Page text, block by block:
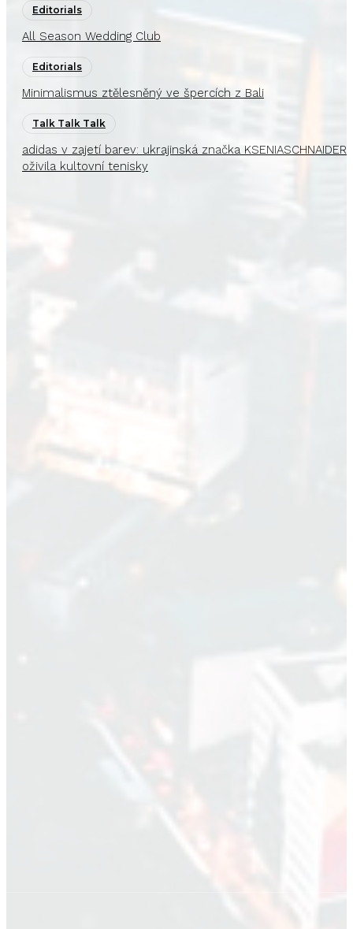
Editorials
All Season Wedding Club
Editorials
Minimalismus ztělesněný ve špercích z Bali
Talk Talk Talk
adidas v zajetí barev: ukrajinská značka KSENIASCHNAIDER
oživila kultovní tenisky